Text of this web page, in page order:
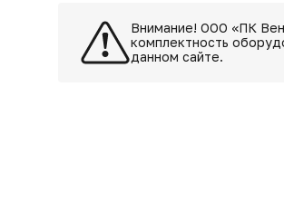
Внимание! ООО «ПК
комплектность
данном сайте.